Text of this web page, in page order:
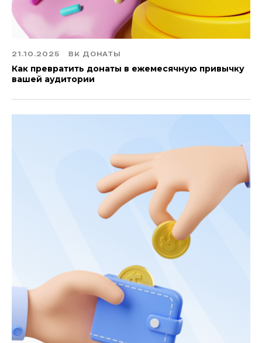
21.10.2025 ВК ДОНАТЫ
Как превратить донаты в ежемесячную привычку
вашей аудитории